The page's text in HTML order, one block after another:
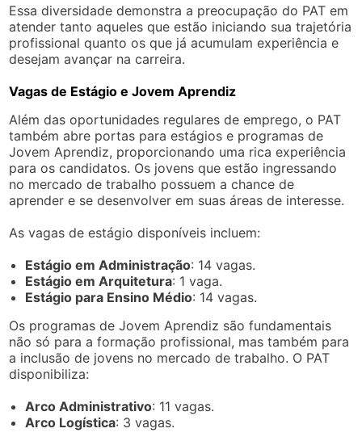
Essa diversidade demonstra a preocupação do PAT em
atender tanto aqueles que estão iniciando sua trajetória
profissional quanto os que já acumulam experiência e
desejam avançar na carreira.
Vagas de Estágio e Jovem Aprendiz
Além das oportunidades regulares de emprego, o PAT
também abre portas para estágios e programas de
Jovem Aprendiz, proporcionando uma rica experiência
para os candidatos. Os jovens que estão ingressando
no mercado de trabalho possuem a chance de
aprender e se desenvolver em suas áreas de interesse.
As vagas de estágio disponíveis incluem:
Estágio em Administração: 14 vagas.
Estágio em Arquitetura: 1 vaga.
Estágio para Ensino Médio: 14 vagas.
Os programas de Jovem Aprendiz são fundamentais
não só para a formação profissional, mas também para
a inclusão de jovens no mercado de trabalho. O PAT
disponibiliza:
Arco Administrativo: 11 vagas.
Arco Logística: 3 vagas.